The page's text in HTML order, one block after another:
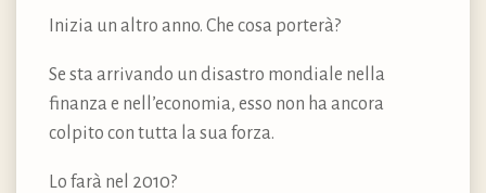
Inizia un altro anno. Che cosa porterà?
Se sta arrivando un disastro mondiale nella
finanza e nell’economia, esso non ha ancora
colpito con tutta la sua forza.
Lo farà nel 2010?